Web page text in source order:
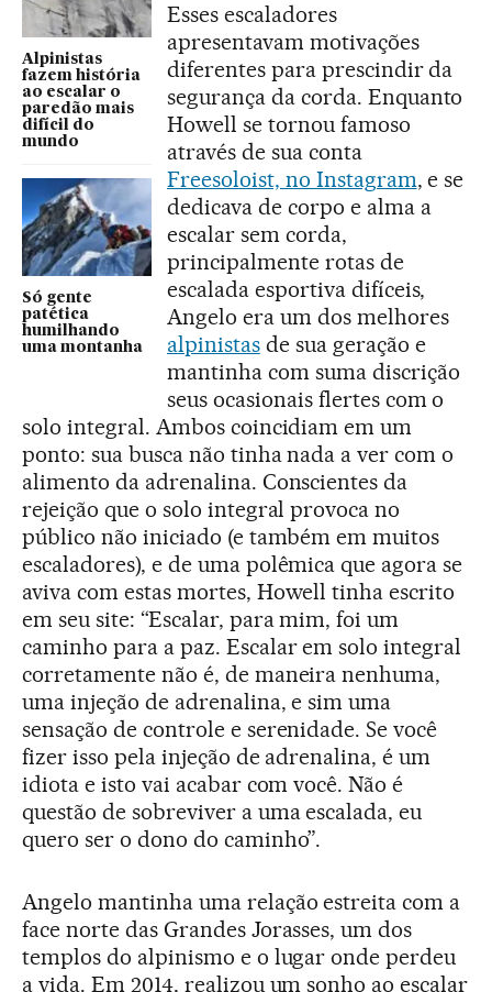
Alpinistas
fazem história
ao escalar o
paredão mais
difícil do
mundo
Só gente
patética
humilhando
uma montanha
Esses escaladores
apresentavam motivações
diferentes para prescindir da
segurança da corda. Enquanto
Howell se tornou famoso
através de sua conta
Freesoloist, no Instagram, e se
dedicava de corpo e alma a
escalar sem corda,
principalmente rotas de
escalada esportiva difíceis,
Angelo era um dos melhores
alpinistasde sua geração e
mantinha com suma discrição
seus ocasionais flertes com o
solo integral. Ambos coincidiam em um
ponto: sua busca não tinha nada a ver com o
alimento da adrenalina. Conscientes da
rejeição que o solo integral provoca no
público não iniciado (e também em muitos
escaladores), e de uma polêmica que agora se
aviva com estas mortes, Howell tinha escrito
em seu site: “Escalar, para mim, foi um
caminho para a paz. Escalar em solo integral
corretamente não é, de maneira nenhuma,
uma injeção de adrenalina, e sim uma
sensação de controle e serenidade. Se você
fizer isso pela injeção de adrenalina, é um
idiota e isto vai acabar com você. Não é
questão de sobreviver a uma escalada, eu
quero ser o dono do caminho”.
Angelo mantinha uma relação estreita com a
face norte das Grandes Jorasses, um dos
templos do alpinismo e o lugar onde perdeu
a vida. Em 2014, realizou um sonho ao escalar